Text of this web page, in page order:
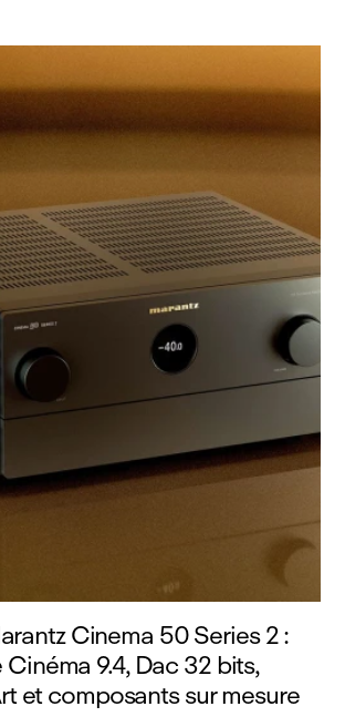
Cinema 50 Series 2 :
9.4, Dac 32 bits,
et composants sur mesure